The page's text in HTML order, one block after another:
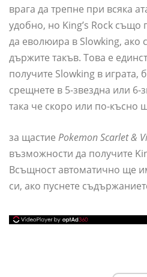
врага да трепне при всяка
удобно, но King’s Rock също
да еволюира в Slowking, ако
държите такъв. Това е
получите Slowking в играта,
срещнете в 5-звездна или 6-
така че скоро или по-късно
за щастие Pokemon Scarlet &
възможности да получите
Всъщност автоматично ще
си, ако пуснете